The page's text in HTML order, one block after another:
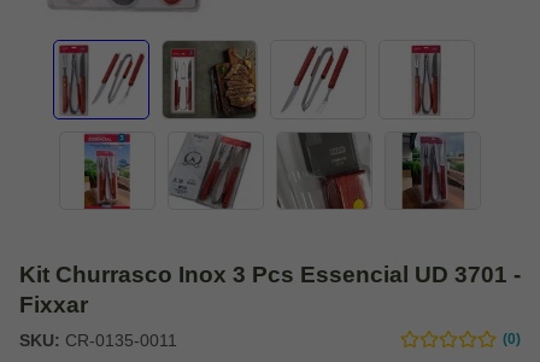
Kit Churrasco Inox 3 Pcs Essencial UD 3701 -
Fixxar
SKU: CR-0135-0011
(0)